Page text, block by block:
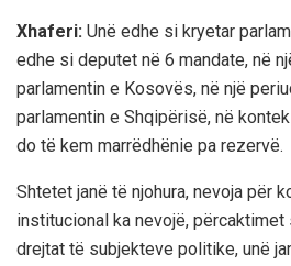
Xhaferi: Unë edhe si kryetar
edhe si deputet në 6 mandate, në
parlamentin e Kosovës, në një
parlamentin e Shqipërisë, në
do të kem marrëdhënie pa rezervë.
Shtetet janë të njohura, nevoja për
institucional ka nevojë,
drejtat të subjekteve politike, unë